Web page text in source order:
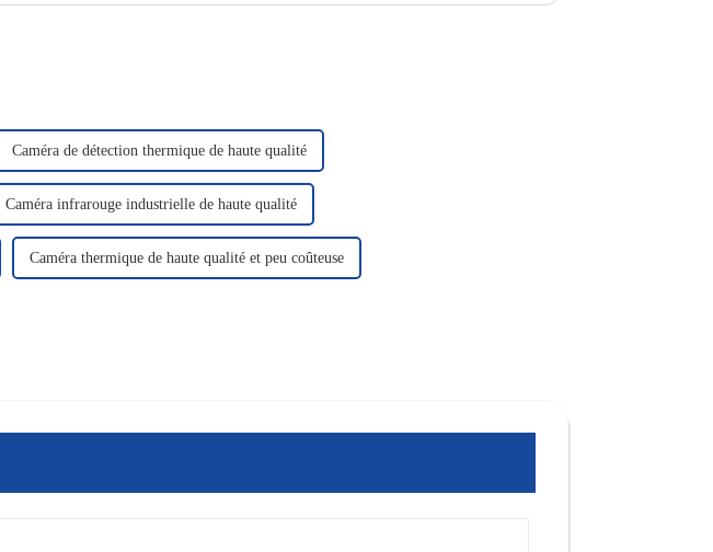
Caméra de détection thermique de haute qualité
Caméra infrarouge industrielle de haute qualité
Caméra thermique de haute qualité et peu coûteuse